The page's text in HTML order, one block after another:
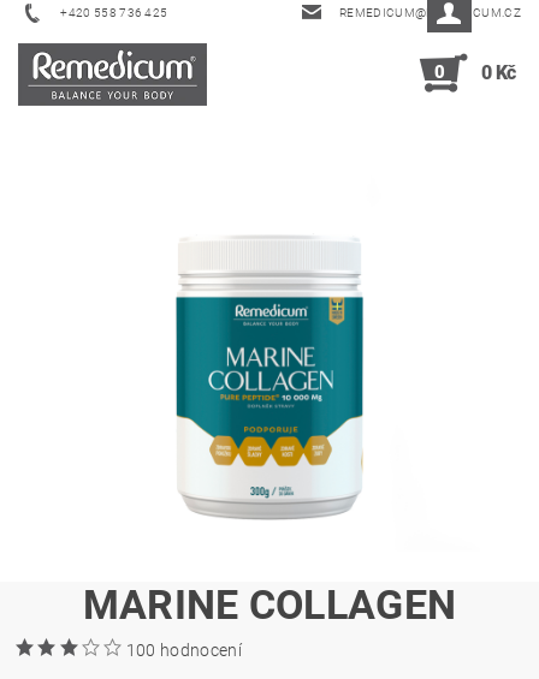
+420 558 736 425 REMEDICUM@REMEDICUM.CZ
0 0 Kč
MARINE COLLAGEN
100 hodnocení